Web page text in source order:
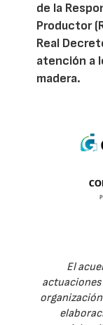
de la
Productor
Real
atención a
madera.
El